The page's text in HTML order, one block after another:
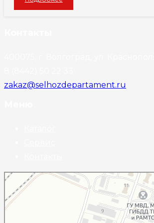
zakaz@selhozdepartament.ru
Волгоград
Краснополянская улица, 72Л на карте